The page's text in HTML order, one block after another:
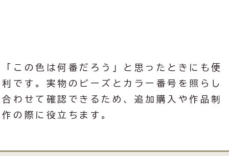
「この色は何番だろう」と思ったときにも便
利です。実物のビーズとカラー番号を照らし
合わせて確認できるため、追加購入や作品制
作の際に役立ちます。